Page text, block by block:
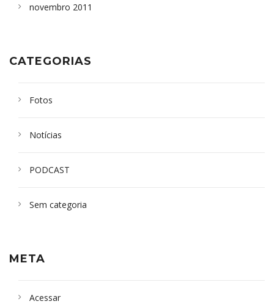
novembro 2011
CATEGORIAS
Fotos
Notícias
PODCAST
Sem categoria
META
Acessar